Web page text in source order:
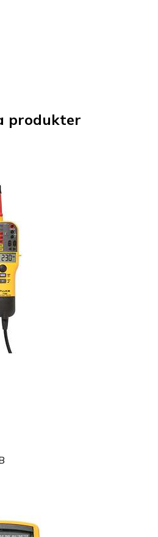
produkter